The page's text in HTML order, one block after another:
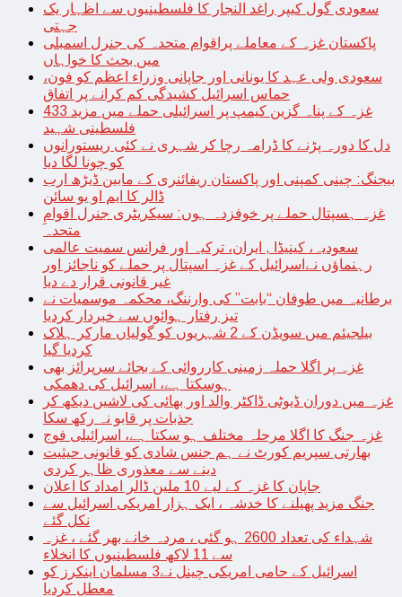
سعودی گول کیپر راغد النجار کا فلسطینیوں سے اظہار یک
جہتی
پاکستان غزہ کے معاملے پراقوام متحدہ کی جنرل اسمبلی
میں بحث کا خواہاں
سعودی ولی عہد کا یونانی اور جاپانی وزراء اعظم کو فون،
حماس اسرائیل کشیدگی کم کرانے پر اتفاق
غزہ کے پناہ گزین کیمپ پر اسرائیلی حملے میں مزید 433
فلسطینی شہید
دل کا دورہ پڑنے کا ڈرامہ رچا کر شہری نے کئی ریستورانوں
کو چونا لگا دیا
بیجنگ: چینی کمپنی اور پاکستان ریفائنری کے مابین ڈیڑھ ارب
ڈالر کا ایم او یو سائن
غزہ ہسپتال حملے پر خوفزدہ ہوں: سیکریٹری جنرل اقوامِ
متحدہ
سعودیہ، کینیڈا , ایران، ترکیہ اور فرانس سمیت عالمی
رہنماؤں نےاسرائیل کے غزہ اسپتال پر حملے کو ناجائز اور
غیر قانونی قرار دے دیا
برطانیہ میں طوفان “بابت” کی وارننگ، محکمہ موسمیات نے
تیز رفتار ہوائوں سے خبردار کردیا
بیلجیئم میں سویڈن کے 2 شہریوں کو گولیاں مارکر ہلاک
کردیا گیا
غزہ پر اگلا حملہ زمینی کارروائی کے بجائے سرپرائز بھی
ہوسکتا ہے، اسرائیل کی دھمکی
غزہ میں دوران ڈیوٹی ڈاکٹر والد اور بھائی کی لاشیں دیکھ کر
جذبات پر قابو نہ رکھ سکا
غزہ جنگ کا اگلا مرحلہ مختلف ہو سکتا ہے، اسرائیلی فوج
بھارتی سپریم کورٹ نے ہم جنس شادی کو قانونی حیثیت
دینے سے معذوری ظاہر کردی
جاپان کا غزہ کے لیے 10 ملین ڈالر امداد کا اعلان
جنگ مزید پھیلنے کا خدشہ ، ایک ہزار امریکی اسرائیل سے
نکل گئے
شہداء کی تعداد 2600 ہو گئی ، مردہ خانے بھر گئے ، غزہ
سے 11 لاکھ فلسطینیوں کا انخلاء
اسرائیل کے حامی امریکی چینل نے3 مسلمان اینکرز کو
معطل کردیا